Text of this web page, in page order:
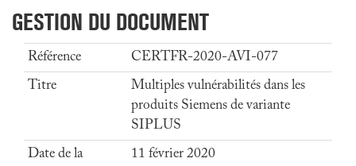
GESTION DU DOCUMENT
Référence
CERTFR-2020-AVI-077
Titre
Multiples vulnérabilités dans les
produits Siemens de variante
SIPLUS
Date de la
11 février 2020